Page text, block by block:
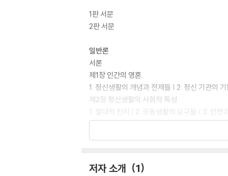
1판 서문
2판 서문
일반론
서론
제1장 인간의 영혼
1. 정신생활의 개념과 전제들 | 2. 정신 기관의
제2장 정신생활의 사회적 특성
1. 절대적 진리 | 2. 공동생활의 요구들 | 3. 안
제3장 아동과 사회
5. 감정이입 | 6. 최면과 암시
저자 소개 1